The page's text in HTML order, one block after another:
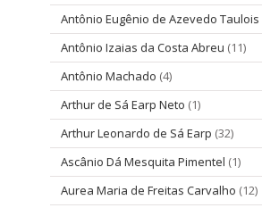
Antônio Eugênio de Azevedo Taulois
Antônio Izaias da Costa Abreu (11)
Antônio Machado (4)
Arthur de Sá Earp Neto (1)
Arthur Leonardo de Sá Earp (32)
Ascânio Dá Mesquita Pimentel (1)
Aurea Maria de Freitas Carvalho (12)